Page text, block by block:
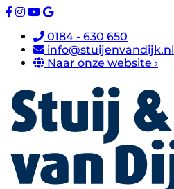
0184 - 630 650
info@stuijenvandijk.nl
Naar onze website ›